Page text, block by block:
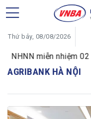
Thứ bảy, 08/08/2026
NHNN miễn nhiệm 02
AGRIBANK HÀ NỘI